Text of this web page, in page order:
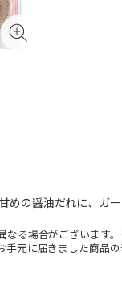
めの醤油だれに、ガ
なる場合がございます
手元に届きました商品